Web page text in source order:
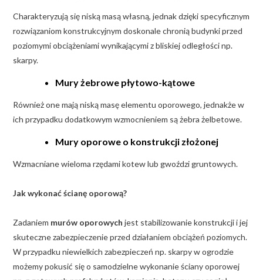
Charakteryzują się niską masą własną, jednak dzięki specyficznym
rozwiązaniom konstrukcyjnym doskonale chronią budynki przed
poziomymi obciążeniami wynikającymi z bliskiej odległości np.
skarpy.
Mury żebrowe płytowo-kątowe
Również one mają niską masę elementu oporowego, jednakże w
ich przypadku dodatkowym wzmocnieniem są żebra żelbetowe.
Mury oporowe o konstrukcji złożonej
Wzmacniane wieloma rzędami kotew lub gwoździ gruntowych.
Jak wykonać ścianę oporową?
Zadaniem murów oporowych jest stabilizowanie konstrukcji i jej
skuteczne zabezpieczenie przed działaniem obciążeń poziomych.
W przypadku niewielkich zabezpieczeń np. skarpy w ogrodzie
możemy pokusić się o samodzielne wykonanie ściany oporowej